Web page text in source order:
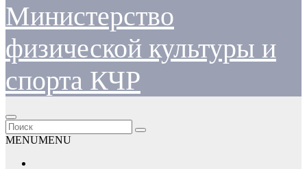
Министерство
физической культуры и
спорта КЧР
MENUMENU